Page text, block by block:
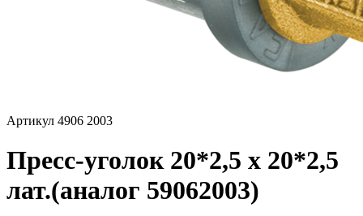
Артикул 4906 2003
Пресс-уголок 20*2,5 х 20*2,5
лат.(аналог 59062003)